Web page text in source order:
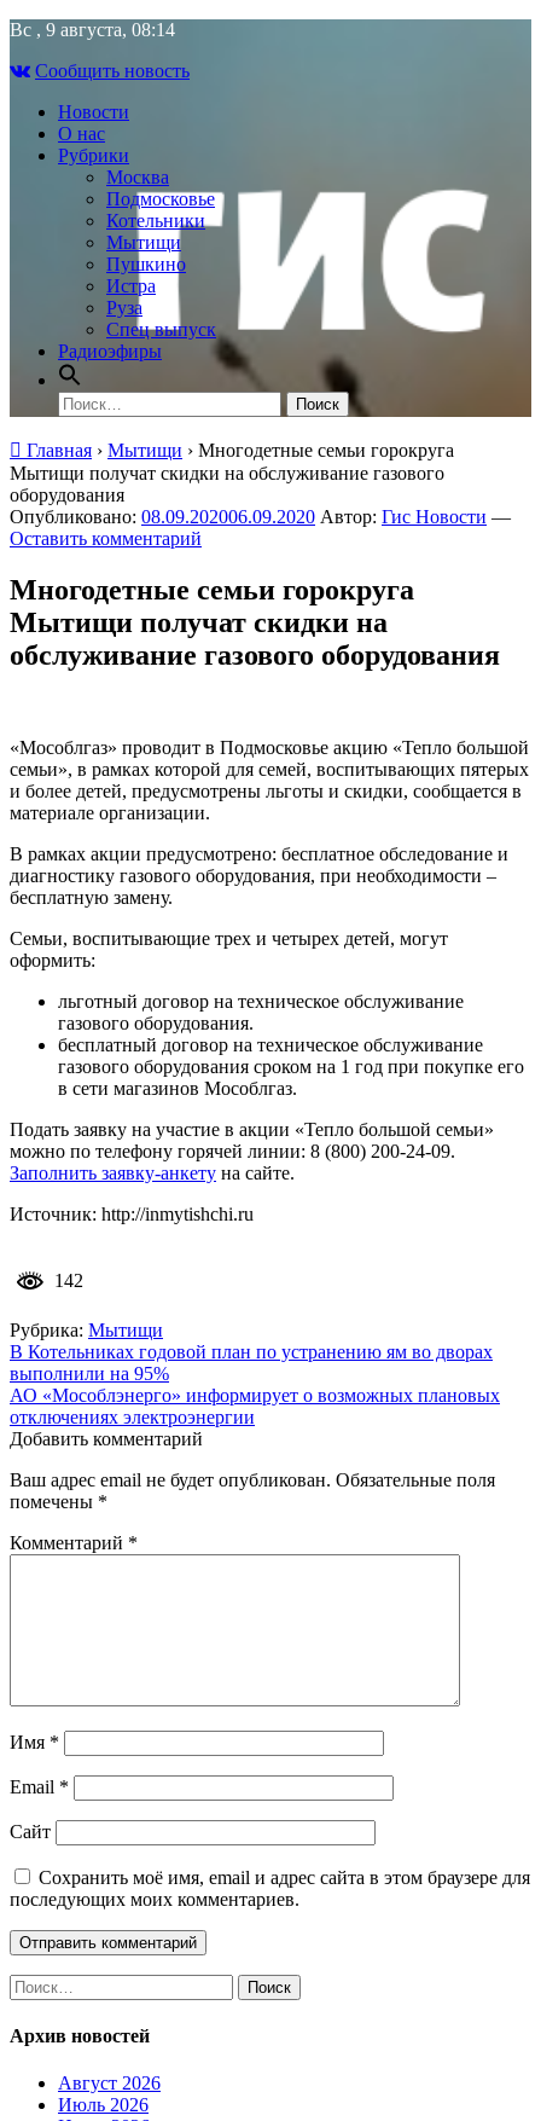
Skip
content
Вс , 9 августа, 08:14
Сообщить новость
Новости
О нас
Рубрики
Москва
Подмосковье
Котельники
Мытищи
Пушкино
Истра
Руза
Спец выпуск
Радиоэфиры
Найти:
Главная › Мытищи › Многодетные семьи горокруга
Мытищи получат скидки на обслуживание газового
оборудования
Опубликовано: 08.09.202006.09.2020 Автор: Гис Новости —
Оставить комментарий
Многодетные семьи горокруга
Мытищи получат скидки на
обслуживание газового оборудования
«Мособлгаз» проводит в Подмосковье акцию «Тепло большой
семьи», в рамках которой для семей, воспитывающих пятерых
и более детей, предусмотрены льготы и скидки, сообщается в
материале организации.
В рамках акции предусмотрено: бесплатное обследование и
диагностику газового оборудования, при необходимости –
бесплатную замену.
Семьи, воспитывающие трех и четырех детей, могут
оформить:
льготный договор на техническое обслуживание
газового оборудования.
бесплатный договор на техническое обслуживание
газового оборудования сроком на 1 год при покупке его
в сети магазинов Мособлгаз.
Подать заявку на участие в акции «Тепло большой семьи»
можно по телефону горячей линии: 8 (800) 200-24-09.
Заполнить заявку-анкету на сайте.
Источник: http://inmytishchi.ru
142
Рубрика: Мытищи
Навигация
по
записям
В Котельниках годовой план по устранению ям во дворах
выполнили на 95%
АО «Мособлэнерго» информирует о возможных плановых
отключениях электроэнергии
Добавить комментарий
Ваш адрес email не будет опубликован. Обязательные поля
помечены *
Комментарий *
Имя *
Email *
Сайт
Сохранить моё имя, email и адрес сайта в этом браузере для
последующих моих комментариев.
Найти:
Архив новостей
Август 2026
Июль 2026